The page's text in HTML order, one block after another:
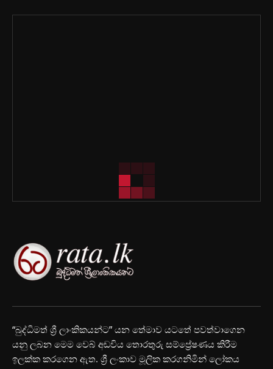
“බුද්ධිමත් ශ්‍රී ලාංකිකයන්ට” යන තේමාව යටතේ පවත්වාගෙන
යනු ලබන මෙම වෙබ් අඩවිය තොරතුරු සම්ප්‍රේෂණය කිරීම
ඉලක්ක කරගෙන ඇත. ශ්‍රී ලංකාව මූලික කරගනිමින් ලෝකය